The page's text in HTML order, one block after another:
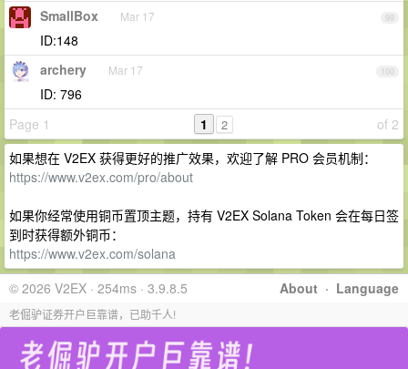
99
SmallBox Mar 17
ID:148
100
archery Mar 17
ID: 796
Page 1
of 2
1 2
如果想在 V2EX 获得更好的推广效果，欢迎了解 PRO 会员机制：
https://www.v2ex.com/pro/about
如果你经常使用铜币置顶主题，持有 V2EX Solana Token 会在每日签
到时获得额外铜币：
https://www.v2ex.com/solana
About · Language
© 2026 V2EX · 254ms · 3.9.8.5
老倔驴证券开户巨靠谱，已助千人!